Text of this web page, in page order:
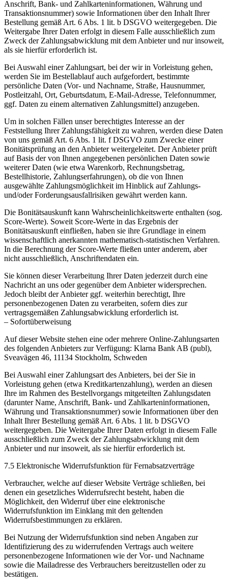
Anschrift, Bank- und Zahlkarteninformationen, Währung und
Transaktionsnummer) sowie Informationen über den Inhalt Ihrer
Bestellung gemäß Art. 6 Abs. 1 lit. b DSGVO weitergegeben. Die
Weitergabe Ihrer Daten erfolgt in diesem Falle ausschließlich zum
Zweck der Zahlungsabwicklung mit dem Anbieter und nur insoweit,
als sie hierfür erforderlich ist.
Bei Auswahl einer Zahlungsart, bei der wir in Vorleistung gehen,
werden Sie im Bestellablauf auch aufgefordert, bestimmte
persönliche Daten (Vor- und Nachname, Straße, Hausnummer,
Postleitzahl, Ort, Geburtsdatum, E-Mail-Adresse, Telefonnummer,
ggf. Daten zu einem alternativen Zahlungsmittel) anzugeben.
Um in solchen Fällen unser berechtigtes Interesse an der
Feststellung Ihrer Zahlungsfähigkeit zu wahren, werden diese Daten
von uns gemäß Art. 6 Abs. 1 lit. f DSGVO zum Zwecke einer
Bonitätsprüfung an den Anbieter weitergeleitet. Der Anbieter prüft
auf Basis der von Ihnen angegebenen persönlichen Daten sowie
weiterer Daten (wie etwa Warenkorb, Rechnungsbetrag,
Bestellhistorie, Zahlungserfahrungen), ob die von Ihnen
ausgewählte Zahlungsmöglichkeit im Hinblick auf Zahlungs-
und/oder Forderungsausfallrisiken gewährt werden kann.
Die Bonitätsauskunft kann Wahrscheinlichkeitswerte enthalten (sog.
Score-Werte). Soweit Score-Werte in das Ergebnis der
Bonitätsauskunft einfließen, haben sie ihre Grundlage in einem
wissenschaftlich anerkannten mathematisch-statistischen Verfahren.
In die Berechnung der Score-Werte fließen unter anderem, aber
nicht ausschließlich, Anschriftendaten ein.
Sie können dieser Verarbeitung Ihrer Daten jederzeit durch eine
Nachricht an uns oder gegenüber dem Anbieter widersprechen.
Jedoch bleibt der Anbieter ggf. weiterhin berechtigt, Ihre
personenbezogenen Daten zu verarbeiten, sofern dies zur
vertragsgemäßen Zahlungsabwicklung erforderlich ist.
– Sofortüberweisung
Auf dieser Website stehen eine oder mehrere Online-Zahlungsarten
des folgenden Anbieters zur Verfügung: Klarna Bank AB (publ),
Sveavägen 46, 11134 Stockholm, Schweden
Bei Auswahl einer Zahlungsart des Anbieters, bei der Sie in
Vorleistung gehen (etwa Kreditkartenzahlung), werden an diesen
Ihre im Rahmen des Bestellvorgangs mitgeteilten Zahlungsdaten
(darunter Name, Anschrift, Bank- und Zahlkarteninformationen,
Währung und Transaktionsnummer) sowie Informationen über den
Inhalt Ihrer Bestellung gemäß Art. 6 Abs. 1 lit. b DSGVO
weitergegeben. Die Weitergabe Ihrer Daten erfolgt in diesem Falle
ausschließlich zum Zweck der Zahlungsabwicklung mit dem
Anbieter und nur insoweit, als sie hierfür erforderlich ist.
7.5 Elektronische Widerrufsfunktion für Fernabsatzverträge
Verbraucher, welche auf dieser Website Verträge schließen, bei
denen ein gesetzliches Widerrufsrecht besteht, haben die
Möglichkeit, den Widerruf über eine elektronische
Widerrufsfunktion im Einklang mit den geltenden
Widerrufsbestimmungen zu erklären.
Bei Nutzung der Widerrufsfunktion sind neben Angaben zur
Identifizierung des zu widerrufenden Vertrags auch weitere
personenbezogene Informationen wie der Vor- und Nachname
sowie die Mailadresse des Verbrauchers bereitzustellen oder zu
bestätigen.